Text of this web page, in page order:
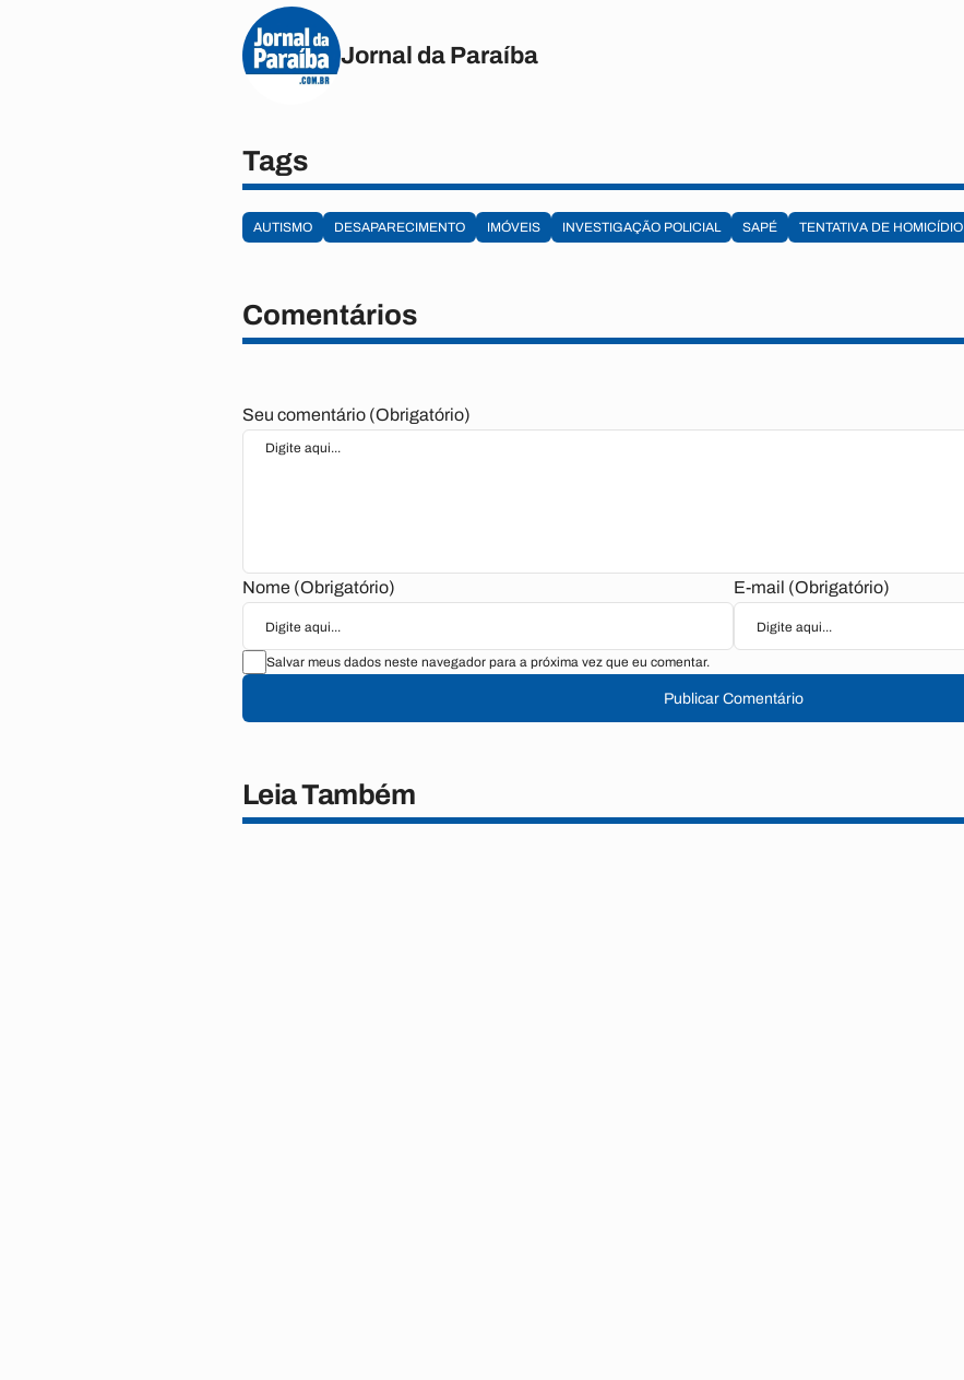
Jornal da Paraíba
Tags
AUTISMO DESAPARECIMENTO IMÓVEIS INVESTIGAÇÃO POLICIAL SAPÉ TENTATIVA DE HOMICÍDIO
Comentários
Seu comentário (Obrigatório)
Nome (Obrigatório) E-mail (Obrigatório)
Salvar meus dados neste navegador para a próxima vez que eu comentar.
Publicar Comentário
Leia Também